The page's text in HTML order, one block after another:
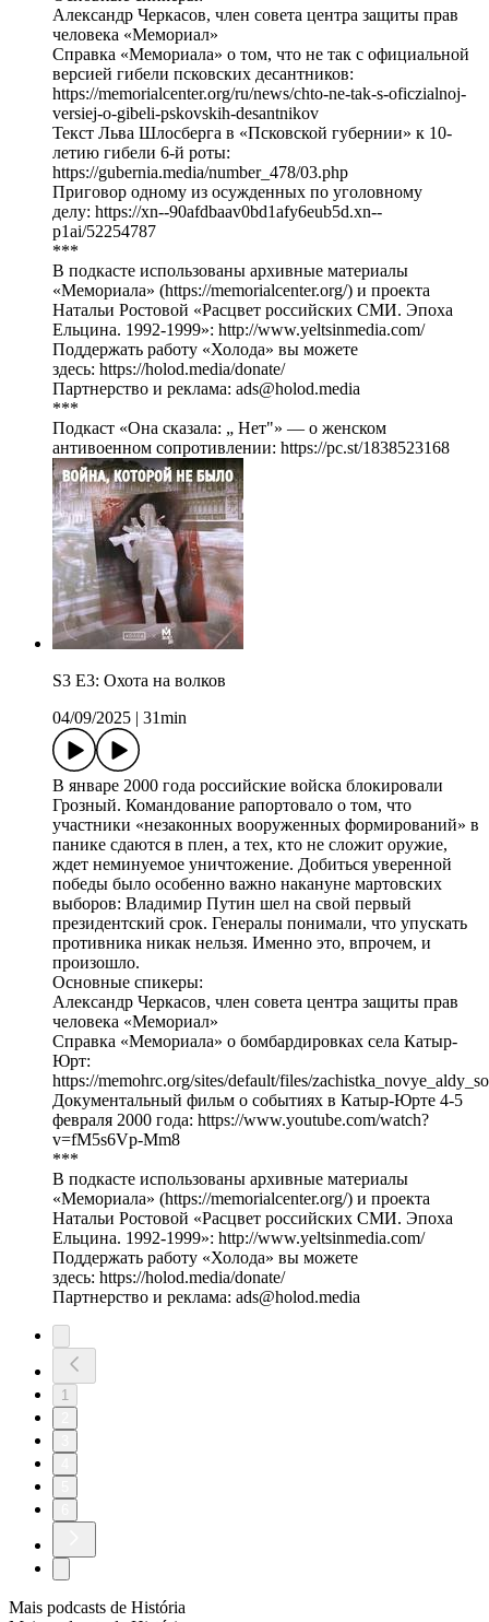
Александр Черкасов, член совета центра защиты прав
человека «Мемориал»
Справка «Мемориала» о том, что не так с официальной
версией гибели псковских десантников:
https://memorialcenter.org/ru/news/chto-ne-tak-s-oficzialnoj-
versiej-o-gibeli-pskovskih-desantnikov
Текст Льва Шлосберга в «Псковской губернии» к 10-
летию гибели 6-й роты:
https://gubernia.media/number_478/03.php
Приговор одному из осужденных по уголовному
делу: https://xn--90afdbaav0bd1afy6eub5d.xn--
p1ai/52254787
***
В подкасте использованы архивные материалы
«Мемориала» (https://memorialcenter.org/) и проекта
Натальи Ростовой «Расцвет российских СМИ. Эпоха
Ельцина. 1992-1999»: http://www.yeltsinmedia.com/
Поддержать работу «Холода» вы можете
здесь: https://holod.media/donate/
Партнерство и реклама: ads@holod.media
***
Подкаст «Она сказала: „ Нет"» — о женском
антивоенном сопротивлении: https://pc.st/1838523168
S3 E3: Охота на волков
04/09/2025
31min
В январе 2000 года российские войска блокировали
Грозный. Командование рапортовало о том, что
участники «незаконных вооруженных формирований» в
панике сдаются в плен, а тех, кто не сложит оружие,
ждет неминуемое уничтожение. Добиться уверенной
победы было особенно важно накануне мартовских
выборов: Владимир Путин шел на свой первый
президентский срок. Генералы понимали, что упускать
противника никак нельзя. Именно это, впрочем, и
произошло.
Основные спикеры:
Александр Черкасов, член совета центра защиты прав
человека «Мемориал»
Справка «Мемориала» о бомбардировках села Катыр-
Юрт:
https://memohrc.org/sites/default/files/
Документальный фильм о событиях в Катыр-Юрте 4-5
февраля 2000 года: https://www.youtube.com/watch?
v=fM5s6Vp-Mm8
***
В подкасте использованы архивные материалы
«Мемориала» (https://memorialcenter.org/) и проекта
Натальи Ростовой «Расцвет российских СМИ. Эпоха
Ельцина. 1992-1999»: http://www.yeltsinmedia.com/
Поддержать работу «Холода» вы можете
здесь: https://holod.media/donate/
Партнерство и реклама: ads@holod.media
1
Mais podcasts de História